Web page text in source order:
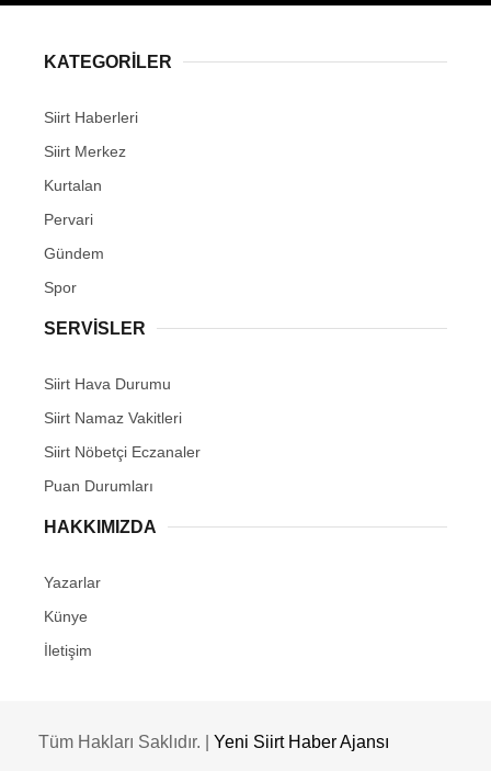
KATEGORİLER
Siirt Haberleri
Siirt Merkez
Kurtalan
Pervari
Gündem
Spor
SERVİSLER
Siirt Hava Durumu
Siirt Namaz Vakitleri
Siirt Nöbetçi Eczanaler
Puan Durumları
HAKKIMIZDA
Yazarlar
Künye
İletişim
Tüm Hakları Saklıdır. | Yeni Siirt Haber Ajansı